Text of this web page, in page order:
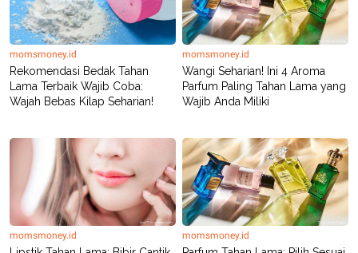
momsmoney.id
Rekomendasi Bedak Tahan
Lama Terbaik Wajib Coba:
Wajah Bebas Kilap Seharian!
momsmoney.id
Wangi Seharian! Ini 4 Aroma
Parfum Paling Tahan Lama yang
Wajib Anda Miliki
momsmoney.id momsmoney.id